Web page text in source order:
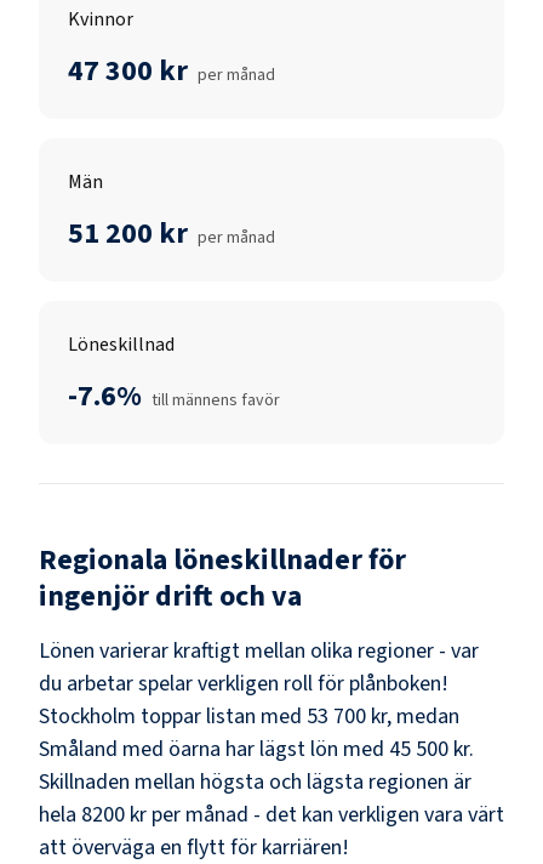
Kvinnor
47 300 kr per månad
Män
51 200 kr per månad
Löneskillnad
-7.6% till männens favör
Regionala löneskillnader för
ingenjör drift och va
Lönen varierar kraftigt mellan olika regioner - var
du arbetar spelar verkligen roll för plånboken!
Stockholm toppar listan med 53 700 kr, medan
Småland med öarna har lägst lön med 45 500 kr.
Skillnaden mellan högsta och lägsta regionen är
hela 8200 kr per månad - det kan verkligen vara värt
att överväga en flytt för karriären!